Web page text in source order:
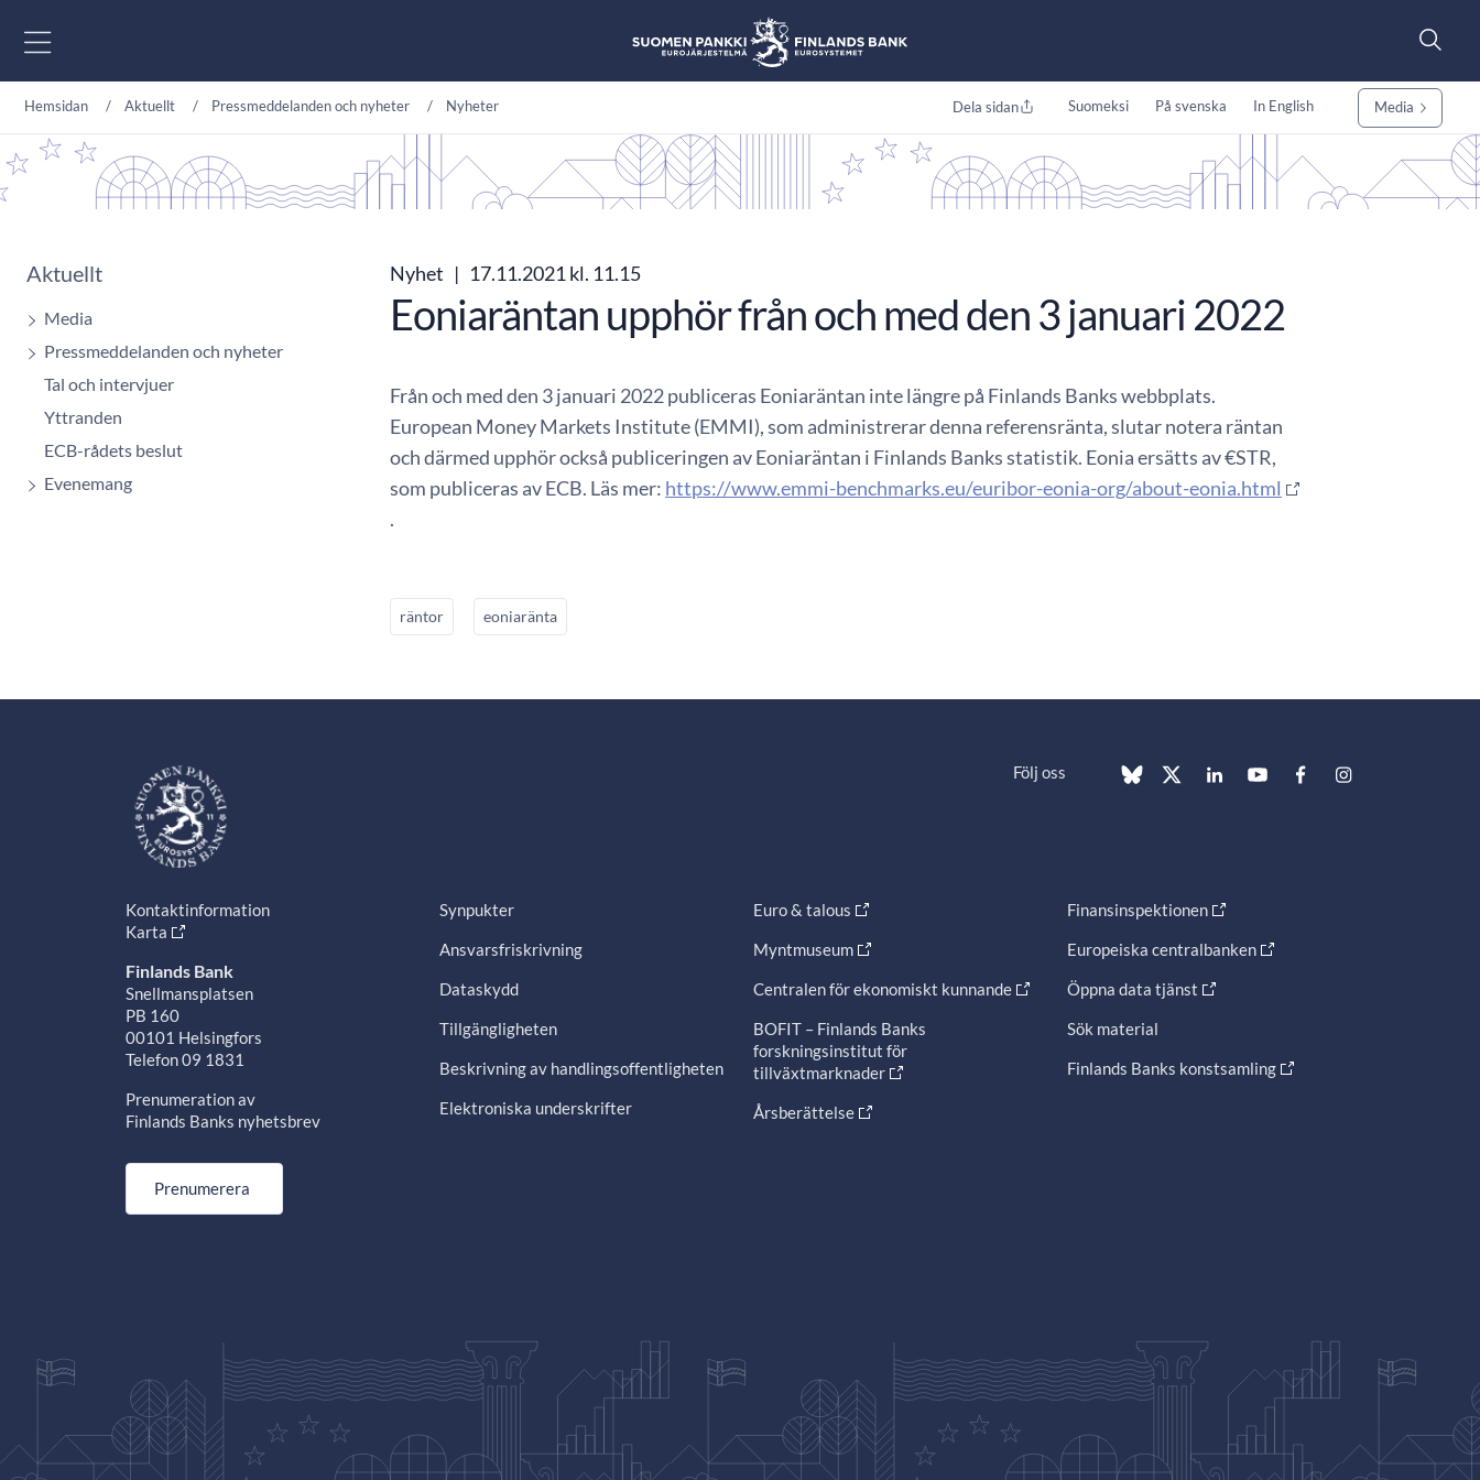
Hemsidan Aktuellt Pressmeddelanden och nyheter Nyheter Dela sidan Suomeksi På svenska In English Media
Aktuellt
Media
Pressmeddelanden och nyheter
Tal och intervjuer
Yttranden
ECB-rådets beslut
Evenemang
Nyhet | 17.11.2021 kl. 11.15
Eoniaräntan upphör från och med den 3 januari 2022
Från och med den 3 januari 2022 publiceras Eoniaräntan inte längre på Finlands Banks webbplats.
European Money Markets Institute (EMMI), som administrerar denna referensränta, slutar notera räntan
och därmed upphör också publiceringen av Eoniaräntan i Finlands Banks statistik. Eonia ersätts av €STR,
som publiceras av ECB. Läs mer: https://www.emmi-benchmarks.eu/euribor-eonia-org/about-eonia.html
.
räntor eoniaränta
Följ oss
Kontaktinformation
Karta
Finlands Bank
Snellmansplatsen
PB 160
00101 Helsingfors
Telefon 09 1831
Prenumeration av
Finlands Banks nyhetsbrev
Prenumerera
Synpukter
Ansvarsfriskrivning
Dataskydd
Tillgängligheten
Beskrivning av handlingsoffentligheten
Elektroniska underskrifter
Euro & talous
Myntmuseum
Centralen för ekonomiskt kunnande
BOFIT – Finlands Banks
forskningsinstitut för
tillväxtmarknader
Årsberättelse
Finansinspektionen
Europeiska centralbanken
Öppna data tjänst
Sök material
Finlands Banks konstsamling